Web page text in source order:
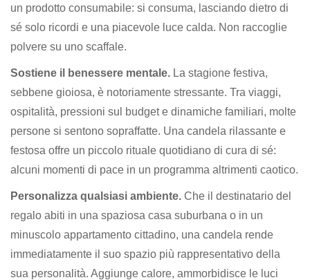
un prodotto consumabile: si consuma, lasciando dietro di
sé solo ricordi e una piacevole luce calda. Non raccoglie
polvere su uno scaffale.
Sostiene il benessere mentale. La stagione festiva,
sebbene gioiosa, è notoriamente stressante. Tra viaggi,
ospitalità, pressioni sul budget e dinamiche familiari, molte
persone si sentono sopraffatte. Una candela rilassante e
festosa offre un piccolo rituale quotidiano di cura di sé:
alcuni momenti di pace in un programma altrimenti caotico.
Personalizza qualsiasi ambiente. Che il destinatario del
regalo abiti in una spaziosa casa suburbana o in un
minuscolo appartamento cittadino, una candela rende
immediatamente il suo spazio più rappresentativo della
sua personalità. Aggiunge calore, ammorbidisce le luci